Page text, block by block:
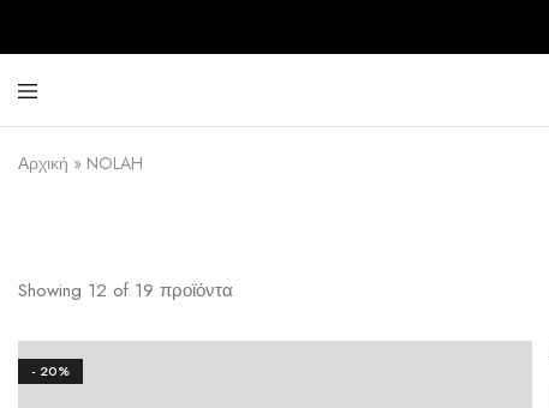
Angels
Greek
Αρχική » NOLAH
Showing 12 of 19 προϊόντα
- 20%